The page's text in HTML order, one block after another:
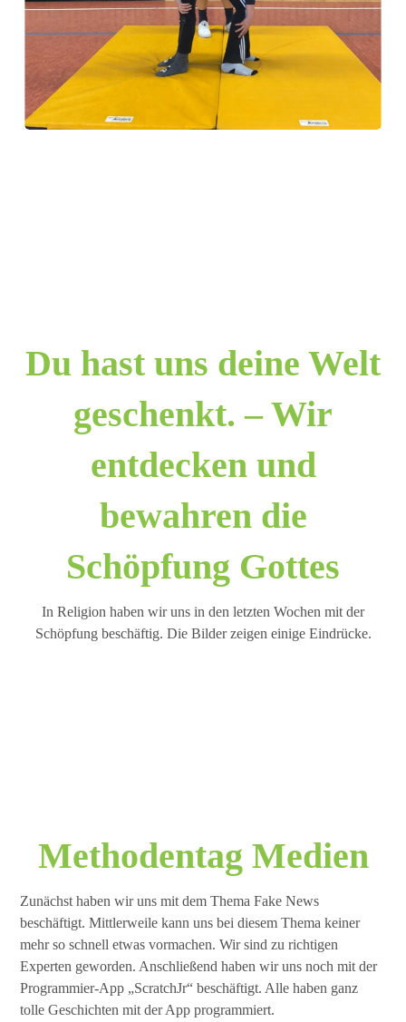
Du hast uns deine Welt
geschenkt. – Wir
entdecken und
bewahren die
Schöpfung Gottes
In Religion haben wir uns in den letzten Wochen mit der
Schöpfung beschäftig. Die Bilder zeigen einige Eindrücke.
Methodentag Medien
Zunächst haben wir uns mit dem Thema Fake News
beschäftigt. Mittlerweile kann uns bei diesem Thema keiner
mehr so schnell etwas vormachen. Wir sind zu richtigen
Experten geworden. Anschließend haben wir uns noch mit der
Programmier-App „ScratchJr“ beschäftigt. Alle haben ganz
tolle Geschichten mit der App programmiert.